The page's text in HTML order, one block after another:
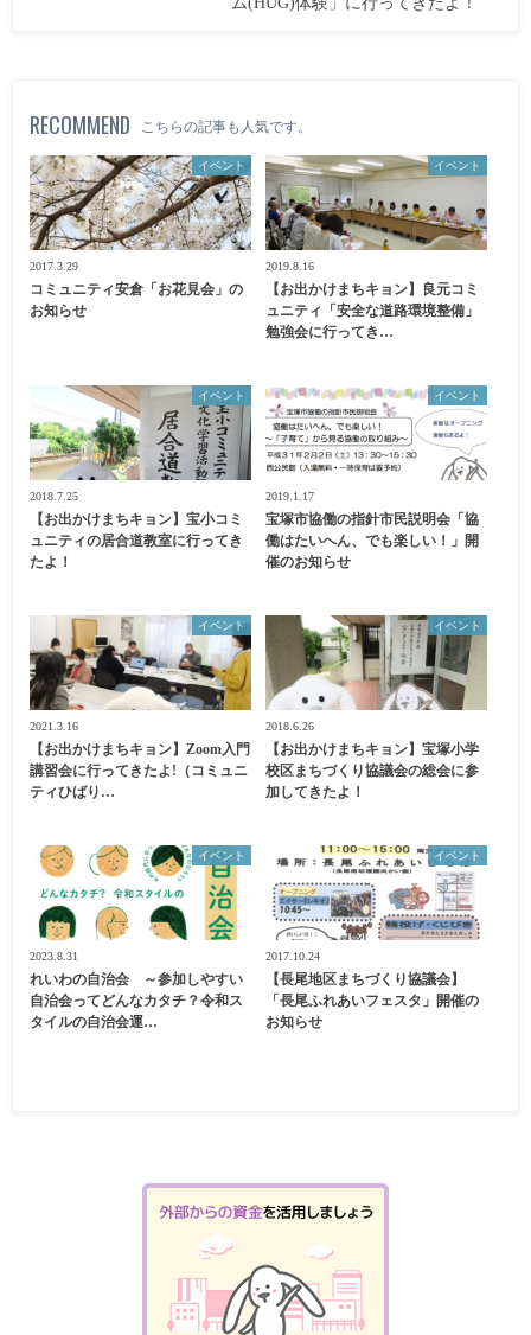
RECOMMEND こちらの記事も人気です。
イベント
2017.3.29
コミュニティ安倉「お花見会」の
お知らせ
イベント
2019.8.16
【お出かけまちキョン】良元コミ
ュニティ「安全な道路環境整備」
勉強会に行ってき…
イベント
2018.7.25
【お出かけまちキョン】宝小コミ
ュニティの居合道教室に行ってき
たよ！
イベント
2019.1.17
宝塚市協働の指針市民説明会「協
働はたいへん、でも楽しい！」開
催のお知らせ
イベント
2021.3.16
【お出かけまちキョン】Zoom入門
講習会に行ってきたよ!（コミュニ
ティひばり…
イベント
2018.6.26
【お出かけまちキョン】宝塚小学
校区まちづくり協議会の総会に参
加してきたよ！
イベント
2023.8.31
れいわの自治会 ～参加しやすい
自治会ってどんなカタチ？令和ス
タイルの自治会運…
イベント
2017.10.24
【長尾地区まちづくり協議会】
「長尾ふれあいフェスタ」開催の
お知らせ